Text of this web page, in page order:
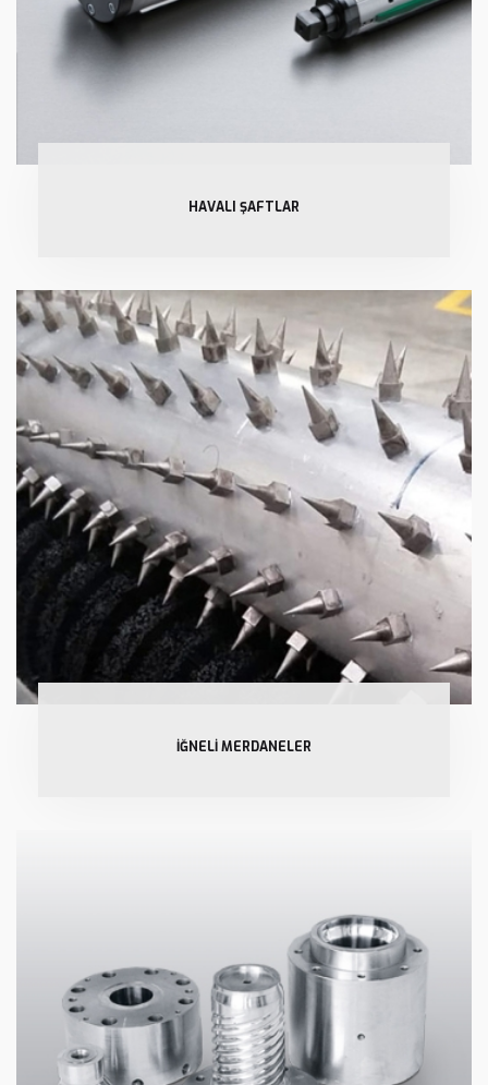
HAVALI ŞAFTLAR
İĞNELİ MERDANELER